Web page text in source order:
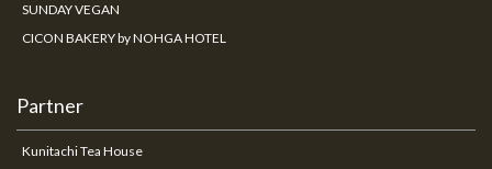
SUNDAY VEGAN
CICON BAKERY by NOHGA HOTEL
Partner
Kunitachi Tea House